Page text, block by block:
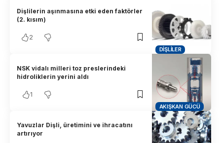
DIŞLILER
Dişlilerin aşınmasına etki eden faktörler
(2. kısım)
2
AKIŞKAN GÜCÜ
NSK vidalı milleri toz preslerindeki
hidroliklerin yerini aldı
1
Yavuzlar Dişli, üretimini ve ihracatını
artırıyor